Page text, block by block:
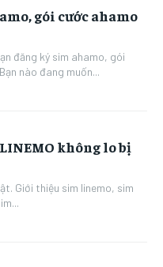
gói cước ahamo
đăng ký sim ahamo, gói
nào đang muốn...
không lo bị
Giới thiệu sim linemo, sim